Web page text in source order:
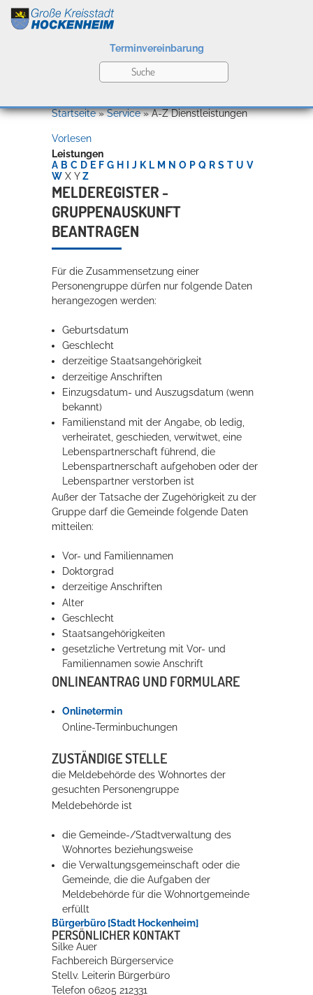
Kultur
Bildung
Wirtschaft
Rathaus
Service
Terminvereinbarung
Willkommen in Hockenheim
Konzerte, Tagungen und vieles mehr
Die Stadthalle Hockenheim bietet den perfekten Standort für Events
Erleben in Hockenheim
Wellenbecken oder doch lieber die pure Entspannung auf der
Sprudelliege im Solebecken?
Startseite»Service»A-Z Dienstleistungen
Vorlesen
Leistungen
A B C D E F G H J K L M N O P Q R S T U V
W X Y Z
MELDEREGISTER -
GRUPPENAUSKUNFT
BEANTRAGEN
Für die Zusammensetzung einer
Personengruppe dürfen nur folgende Daten
herangezogen werden:
Geburtsdatum
Geschlecht
derzeitige Staatsangehörigkeit
derzeitige Anschriften
Einzugsdatum- und Auszugsdatum (wenn
bekannt)
Familienstand mit der Angabe, ob ledig,
verheiratet, geschieden, verwitwet, eine
Lebenspartnerschaft führend, die
Lebenspartnerschaft aufgehoben oder der
Lebenspartner verstorben ist
Außer der Tatsache der Zugehörigkeit zu der
Gruppe darf die Gemeinde folgende Daten
mitteilen:
Vor- und Familiennamen
Doktorgrad
derzeitige Anschriften
Alter
Geschlecht
Staatsangehörigkeiten
gesetzliche Vertretung mit Vor- und
Familiennamen sowie Anschrift
ONLINEANTRAG UND FORMULARE
Onlinetermin
Online-Terminbuchungen
ZUSTÄNDIGE STELLE
die Meldebehörde des Wohnortes der
gesuchten Personengruppe
Meldebehörde ist
die Gemeinde-/Stadtverwaltung des
Wohnortes beziehungsweise
die Verwaltungsgemeinschaft oder die
Gemeinde, die die Aufgaben der
Meldebehörde für die Wohnortgemeinde
erfüllt
Bürgerbüro [Stadt Hockenheim]
PERSÖNLICHER KONTAKT
Silke Auer
Fachbereich Bürgerservice
Stellv. Leiterin Bürgerbüro
Telefon 06205 212331